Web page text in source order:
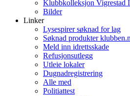
Klubbkolleksjon Vigrestad
Bilder
Linker
Lysespirer søknad for lag
Søknad produkter
Meld inn idrettsskade
Refusjonsutlegg
Utleie lokaler
Dugnadregistrering
Alle med
Politiattest